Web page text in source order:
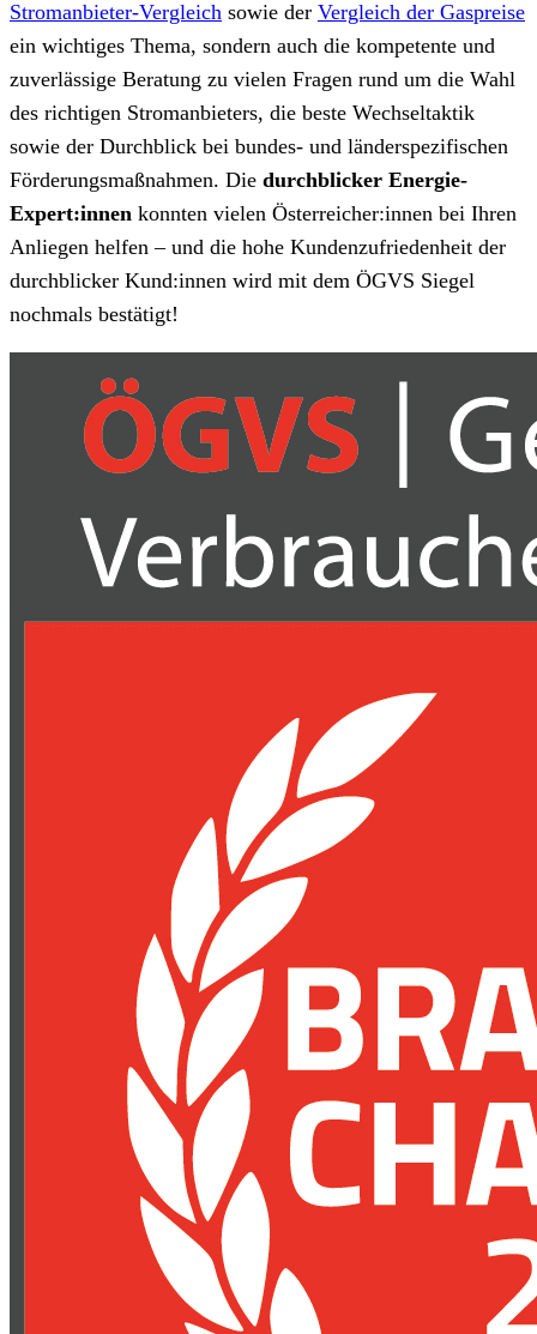
Stromanbieter-Vergleich sowie der Vergleich der Gaspreise
ein wichtiges Thema, sondern auch die kompetente und
zuverlässige Beratung zu vielen Fragen rund um die Wahl
des richtigen Stromanbieters, die beste Wechseltaktik
sowie der Durchblick bei bundes- und länderspezifischen
Förderungsmaßnahmen. Die durchblicker Energie-
Expert:innen konnten vielen Österreicher:innen bei Ihren
Anliegen helfen – und die hohe Kundenzufriedenheit der
durchblicker Kund:innen wird mit dem ÖGVS Siegel
nochmals bestätigt!